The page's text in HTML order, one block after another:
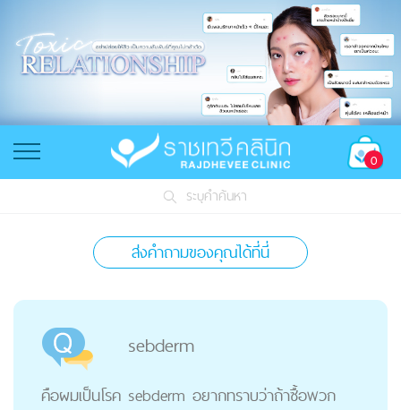
0
ระบุคำค้นหา
ส่งคำถามของคุณได้ที่นี่
sebderm
คือผมเป็นโรค sebderm อยากทราบว่าถ้าซื้อพวก